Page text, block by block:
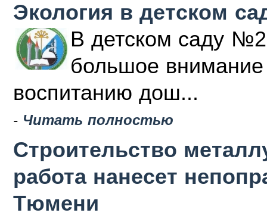
Экология в детском
В детском саду
большое внимание
воспитанию дош...
- Читать полностью
Строительство
работа нанесет
Тюмени